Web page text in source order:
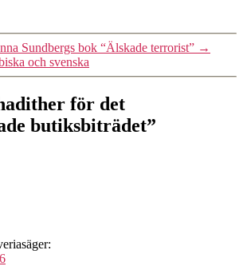
Sundbergs bok “Älskade terrorist” →
och svenska
för det
butiksbiträdet”
säger: